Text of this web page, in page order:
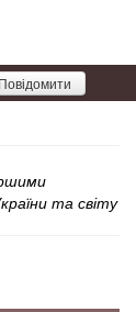
Повідомити
та світу